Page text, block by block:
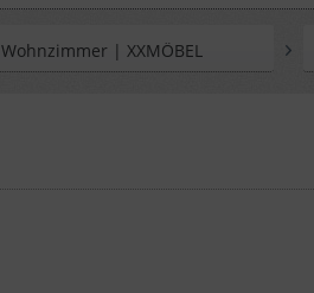
Wohnzimmer | XXMÖBEL